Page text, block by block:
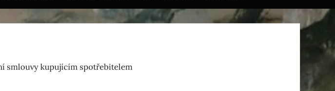
smlouvy kupujícím spotřebitelem